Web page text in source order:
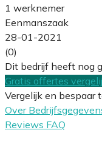
1 werknemer
Eenmanszaak
28-01-2021
(0)
Dit bedrijf heeft nog
Gratis offertes
Vergelijk en bespaar
Over
Reviews FAQ